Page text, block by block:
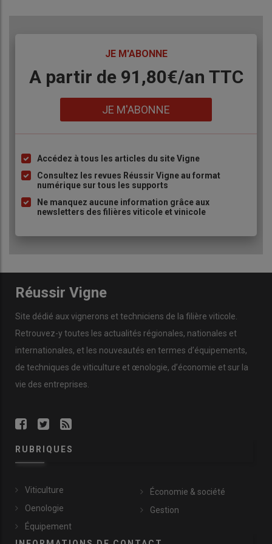
JE M'ABONNE
Body
A partir de 91,80€/an​ TTC
JE M'ABONNE
Liste
à
puce
Accédez à tous les articles du site Vigne
Consultez les revues Réussir Vigne au format
numérique sur tous les supports
Ne manquez aucune information grâce aux
newsletters des filières viticole et vinicole
Réussir Vigne
Site dédié aux vignerons et techniciens de la filière viticole.
Retrouvez-y toutes les actualités régionales, nationales et
internationales, et les nouveautés en termes d’équipements,
de techniques de viticulture et œnologie, d’économie et sur la
vie des entreprises.
RUBRIQUES
Viticulture
Oenologie
Équipement
Économie & société
Gestion